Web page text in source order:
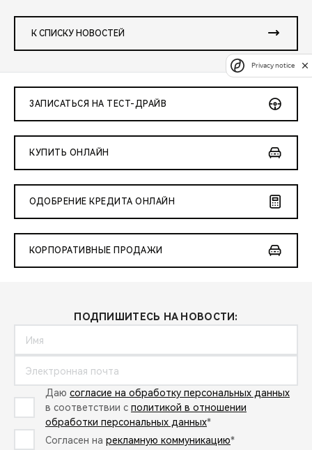
К СПИСКУ НОВОСТЕЙ
ЗАПИСАТЬСЯ НА ТЕСТ-ДРАЙВ
КУПИТЬ ОНЛАЙН
ОДОБРЕНИЕ КРЕДИТА ОНЛАЙН
КОРПОРАТИВНЫЕ ПРОДАЖИ
ПОДПИШИТЕСЬ НА НОВОСТИ:
Даю согласие на обработку персональных данных
в соответствии с политикой в отношении
обработки персональных данных*
Согласен на рекламную коммуникацию*
Privacy notice